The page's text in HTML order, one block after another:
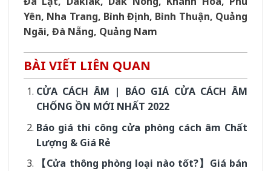
Yên, Nha Trang, Bình Định, Bình Thuận, Quảng
Ngãi, Đà Nẵng, Quảng Nam
BÀI VIẾT LIÊN QUAN
CỬA CÁCH ÂM | BÁO GIÁ CỬA CÁCH ÂM
CHỐNG ỒN MỚI NHẤT 2022
Báo giá thi công cửa phòng cách âm Chất
Lượng & Giá Rẻ
【Cửa thông phòng loại nào tốt?】Giá bán